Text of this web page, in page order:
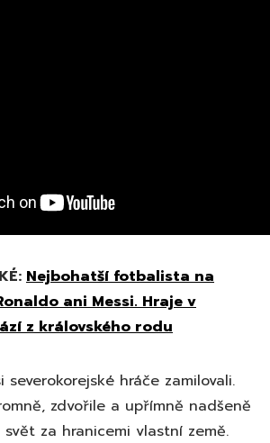
Nejbohatší fotbalista na
ani Messi. Hraje v
z královského rodu
severokorejské hráče zamilovali.
zdvořile a upřímně nadšeně
za hranicemi vlastní země.